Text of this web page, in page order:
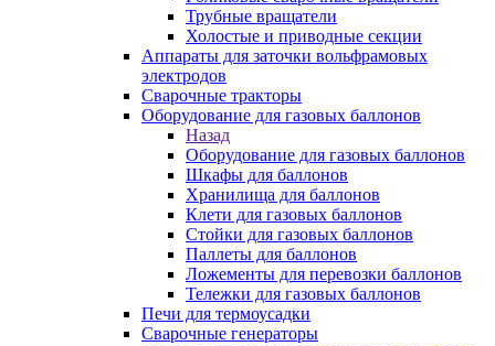
Трубные вращатели
Холостые и приводные секции
Аппараты для заточки вольфрамовых
электродов
Сварочные тракторы
Оборудование для газовых баллонов
Назад
Оборудование для газовых баллонов
Шкафы для баллонов
Хранилища для баллонов
Клети для газовых баллонов
Стойки для газовых баллонов
Паллеты для баллонов
Ложементы для перевозки баллонов
Тележки для газовых баллонов
Печи для термоусадки
Сварочные генераторы